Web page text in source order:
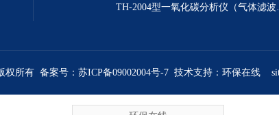
TH-2004
权所有 备案号： 苏ICP备09002004号-7 技术支持： 环保在线